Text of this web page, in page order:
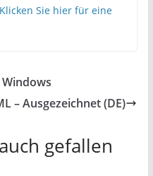
Klicken Sie hier für eine
– Ausgezeichnet (DE)
gefallen